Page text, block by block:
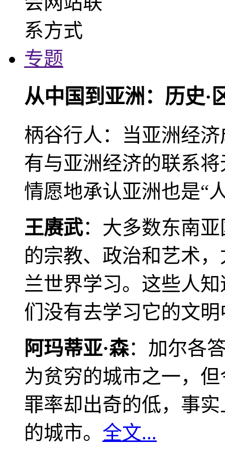
专题
从中国到亚洲：历史·
柄谷行人：当亚洲经
有与亚洲经济的联系
情愿地承认亚洲也是“
王赓武：大多数东南
的宗教、政治和艺术
兰世界学习。这些人
们没有去学习它的文
阿玛蒂亚·森：加尔各
为贫穷的城市之一，
罪率却出奇的低，事
的城市。 全文...